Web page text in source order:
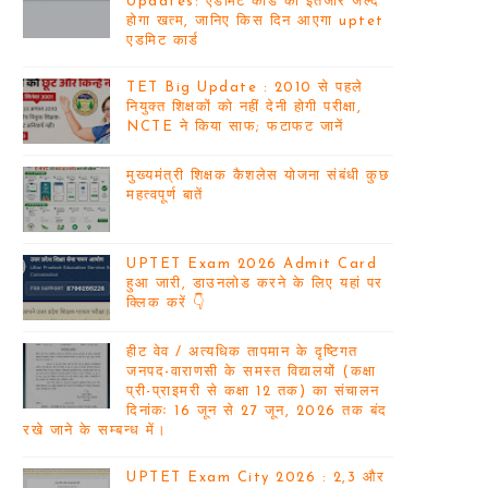
होगा खत्म, जानिए किस दिन आएगा uptet
एडमिट कार्ड
TET Big Update : 2010 से पहले
नियुक्त शिक्षकों को नहीं देनी होगी परीक्षा,
NCTE ने किया साफ; फटाफट जानें
मुख्यमंत्री शिक्षक कैशलेस योजना संबंधी कुछ
महत्वपूर्ण बातें
UPTET Exam 2026 Admit Card
हुआ जारी, डाउनलोड करने के लिए यहां पर
क्लिक करें 👇
हीट वेव / अत्यधिक तापमान के दृष्टिगत
जनपद-वाराणसी के समस्त विद्यालयों (कक्षा
प्री-प्राइमरी से कक्षा 12 तक) का संचालन
दिनांकः 16 जून से 27 जून, 2026 तक बंद
रखे जाने के सम्बन्ध में।
UPTET Exam City 2026 : 2,3 और